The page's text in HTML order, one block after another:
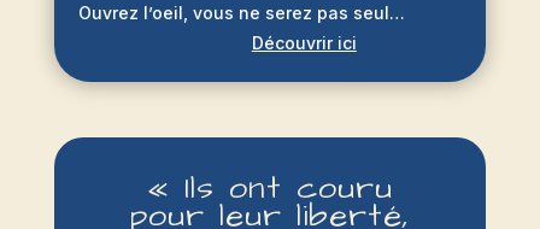
Ouvrez l’oeil, vous ne serez pas seul…
Découvrir ici
« Ils ont couru
pour leur liberté,